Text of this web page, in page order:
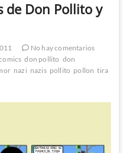
de Don Pollito y
No hay comentarios
don pollito don
nazi nazis pollito pollon tira